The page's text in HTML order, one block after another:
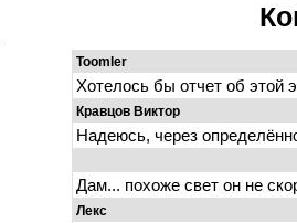
Toomler
Хотелось бы отчет об этой
Кравцов Виктор
Надеюсь, через
Дам... похоже свет он не
Лекс